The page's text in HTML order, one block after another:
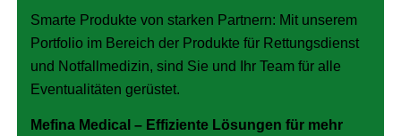
Smarte Produkte von starken Partnern: Mit unserem
Portfolio im Bereich der Produkte für Rettungsdienst
und Notfallmedizin, sind Sie und Ihr Team für alle
Eventualitäten gerüstet.
Mefina Medical – Effiziente Lösungen für mehr